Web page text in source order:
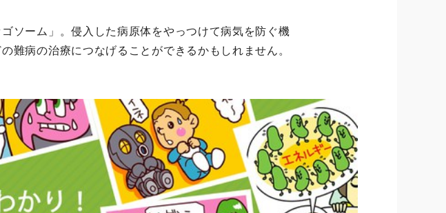
ソーム」。侵入した病原体をやっつけて病気を防ぐ機
難病の治療につなげることができるかもしれません。